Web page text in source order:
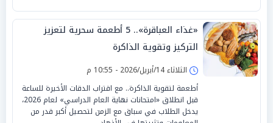
«غذاء العباقرة».. 5 أطعمة سحرية لتعزيز
التركيز وتقوية الذاكرة
الثلاثاء 14/أبريل/2026 - 10:55 م
أطعمة لتقوية الذاكرة.. مع اقتراب الدقات الأخيرة للساعة
قبل انطلاق «امتحانات نهاية العام الدراسي» لعام 2026،
يدخل الطلاب في سباق مع الزمن لتحصيل أكبر قدر من